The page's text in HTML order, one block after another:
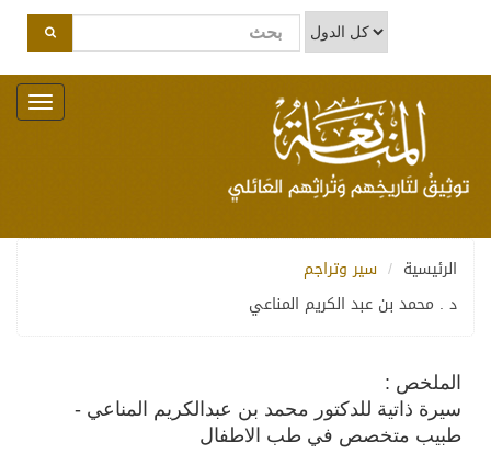
Toggle
navigation
الرئيسية
سير وتراجم
د . محمد بن عبد الكريم المناعي
الملخص :
سيرة ذاتية للدكتور محمد بن عبدالكريم المناعي -
طبيب متخصص في طب الاطفال